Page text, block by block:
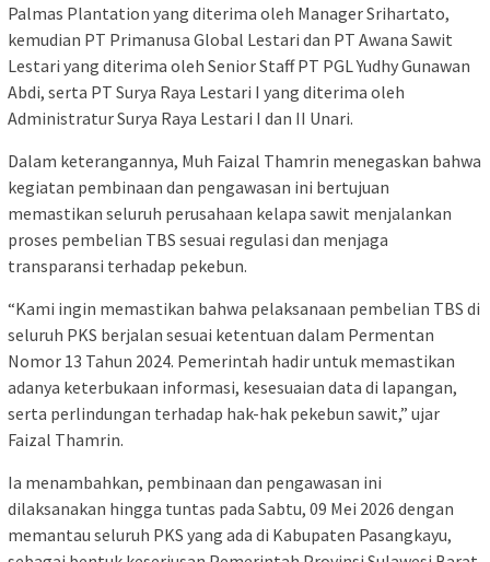
Palmas Plantation yang diterima oleh Manager Srihartato,
kemudian PT Primanusa Global Lestari dan PT Awana Sawit
Lestari yang diterima oleh Senior Staff PT PGL Yudhy Gunawan
Abdi, serta PT Surya Raya Lestari I yang diterima oleh
Administratur Surya Raya Lestari I dan II Unari.
Dalam keterangannya, Muh Faizal Thamrin menegaskan bahwa
kegiatan pembinaan dan pengawasan ini bertujuan
memastikan seluruh perusahaan kelapa sawit menjalankan
proses pembelian TBS sesuai regulasi dan menjaga
transparansi terhadap pekebun.
“Kami ingin memastikan bahwa pelaksanaan pembelian TBS di
seluruh PKS berjalan sesuai ketentuan dalam Permentan
Nomor 13 Tahun 2024. Pemerintah hadir untuk memastikan
adanya keterbukaan informasi, kesesuaian data di lapangan,
serta perlindungan terhadap hak-hak pekebun sawit,” ujar
Faizal Thamrin.
Ia menambahkan, pembinaan dan pengawasan ini
dilaksanakan hingga tuntas pada Sabtu, 09 Mei 2026 dengan
memantau seluruh PKS yang ada di Kabupaten Pasangkayu,